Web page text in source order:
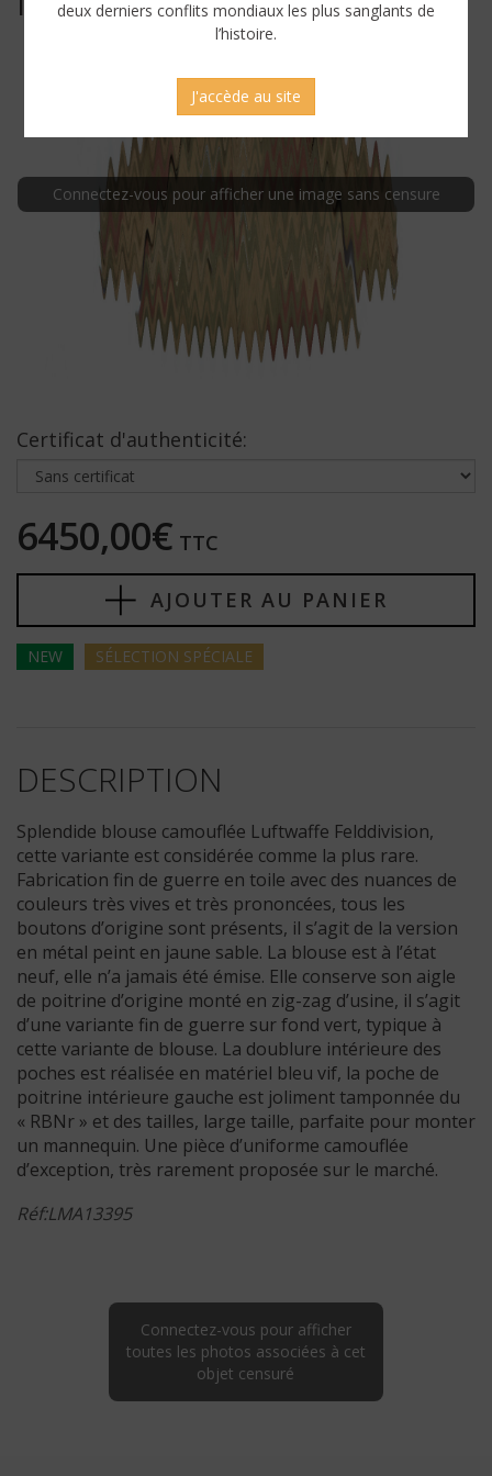
Connectez-vous pour afficher une image sans censure
Certificat d'authenticité:
6450,00€ TTC
AJOUTER AU PANIER
NEW SÉLECTION SPÉCIALE
DESCRIPTION
Splendide blouse camouflée Luftwaffe Felddivision,
cette variante est considérée comme la plus rare.
Fabrication fin de guerre en toile avec des nuances de
couleurs très vives et très prononcées, tous les
boutons d’origine sont présents, il s’agit de la version
en métal peint en jaune sable. La blouse est à l’état
neuf, elle n’a jamais été émise. Elle conserve son aigle
de poitrine d’origine monté en zig-zag d’usine, il s’agit
d’une variante fin de guerre sur fond vert, typique à
cette variante de blouse. La doublure intérieure des
poches est réalisée en matériel bleu vif, la poche de
poitrine intérieure gauche est joliment tamponnée du
« RBNr » et des tailles, large taille, parfaite pour monter
un mannequin. Une pièce d’uniforme camouflée
d’exception, très rarement proposée sur le marché.
Réf:LMA13395
Connectez-vous pour afficher
toutes les photos associées à cet
objet censuré
deux derniers conflits mondiaux les plus sanglants de
l’histoire.
J'accède au site